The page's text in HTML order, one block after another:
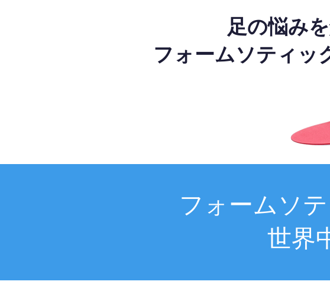
足の悩み
フォームソティッ
フォームソ
世界